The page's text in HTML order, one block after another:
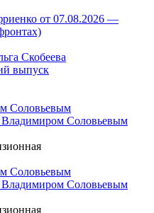
от 07.08.2026 —
выпуск
Соловьевым
Соловьевым